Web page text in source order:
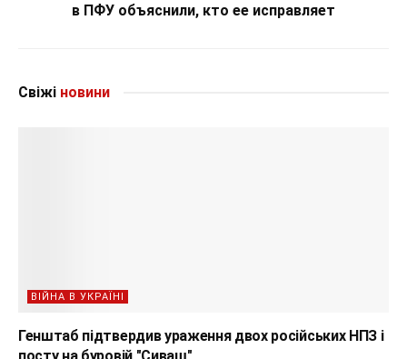
в ПФУ объяснили, кто ее исправляет
Свіжі новини
ВІЙНА В УКРАЇНІ
Генштаб підтвердив ураження двох російських НПЗ і